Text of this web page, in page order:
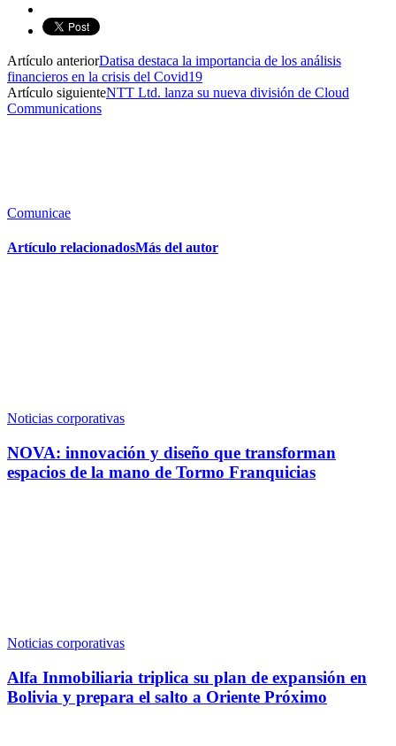
Artículo anteriorDatisa destaca la importancia de los análisis
financieros en la crisis del Covid19
Artículo siguienteNTT Ltd. lanza su nueva división de Cloud
Communications
Comunicae
Artículo relacionadosMás del autor
Noticias corporativas
NOVA: innovación y diseño que transforman
espacios de la mano de Tormo Franquicias
Noticias corporativas
Alfa Inmobiliaria triplica su plan de expansión en
Bolivia y prepara el salto a Oriente Próximo